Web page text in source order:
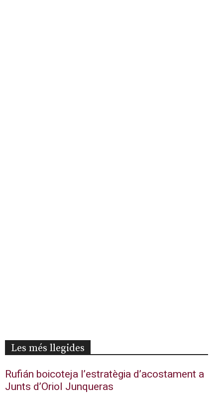
Les més llegides
Rufián boicoteja l’estratègia d’acostament a
Junts d’Oriol Junqueras